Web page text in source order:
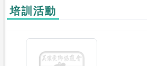
培訓活動